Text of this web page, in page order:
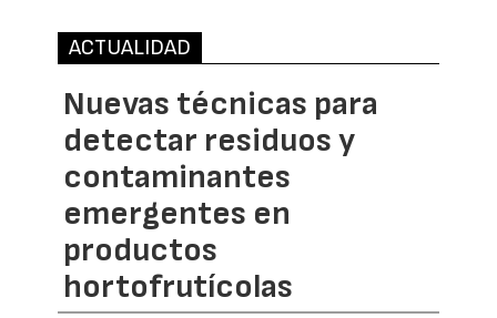
ACTUALIDAD
Nuevas técnicas para
detectar residuos y
contaminantes
emergentes en
productos
hortofrutícolas